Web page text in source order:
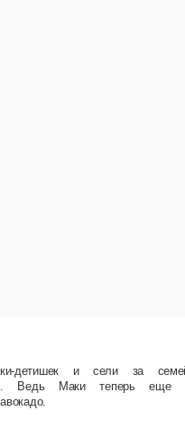
И всё бы ничего, если бы
«Хрустящий Цезарь», Маки с авокадо.